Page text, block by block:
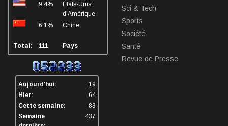
9,4%
États-Unis
d'Amérique
6,1%
Chine
Total: 111 Pays
Aujourd'hui:
19
Hier:
64
Cette semaine:
83
Semaine
437
Sci & Tech
Sports
Société
Santé
Revue de Presse